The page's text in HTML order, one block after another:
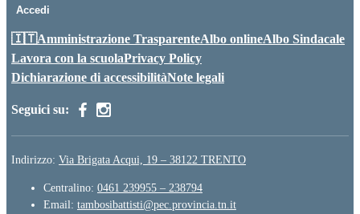
Accedi
🇮🇹Amministrazione TrasparenteAlbo onlineAlbo Sindacale
Lavora con la scuolaPrivacy Policy
Dichiarazione di accessibilitàNote legali
Seguici su:
Indirizzo: Via Brigata Acqui, 19 – 38122 TRENTO
Centralino: 0461 239955 – 238794
Email: tambosibattisti@pec.provincia.tn.it